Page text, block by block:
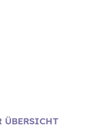
ÜBERSICHT